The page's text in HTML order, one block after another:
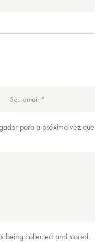
para a próxima vez que
being collected and stored.